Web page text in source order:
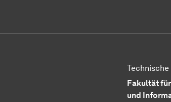
Fakultät
und